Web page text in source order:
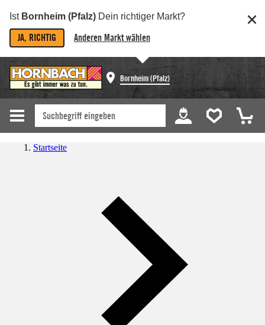
Ist Bornheim (Pfalz) Dein richtiger Markt?
JA, RICHTIG Anderen Markt wählen
Bornheim (Pfalz)
Startseite